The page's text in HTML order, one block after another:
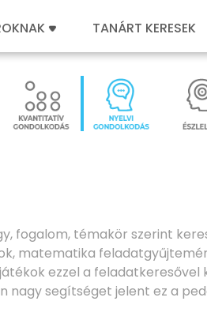
TANÁRT KERESEK
fogalom, témakör szerint
matematika
ezzel a feladatkeresővel
nagy segítséget jelent ez a